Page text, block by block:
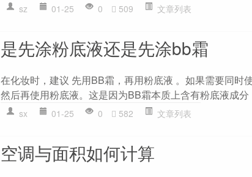
sz 01-25 0 509 文章列表
是先涂粉底液还是先涂bb霜
在化妆时，建议 先用BB霜，再用粉底液 。如果需要同时
然后再使用粉底液。这是因为BB霜本质上含有粉底液成分
sx 01-25 0 582 文章列表
空调与面积如何计算